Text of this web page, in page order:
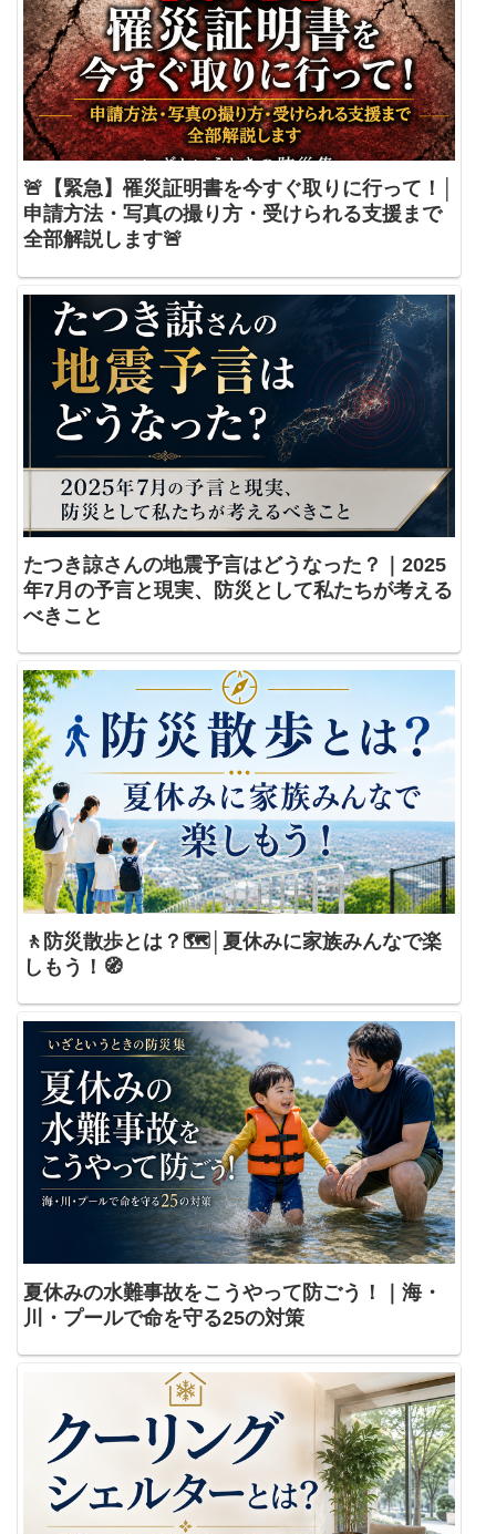
🚨【緊急】罹災証明書を今すぐ取りに行って！│
申請方法・写真の撮り方・受けられる支援まで
全部解説します🚨
たつき諒さんの地震予言はどうなった？｜2025
年7月の予言と現実、防災として私たちが考える
べきこと
🚶防災散歩とは？🗺️│夏休みに家族みんなで楽
しもう！🧭
夏休みの水難事故をこうやって防ごう！｜海・
川・プールで命を守る25の対策